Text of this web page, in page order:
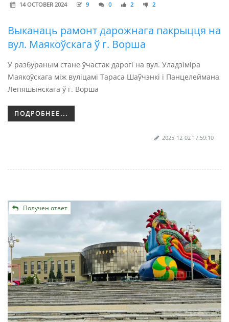
14 OCTOBER 2024 9 0 2 2
Выканаць рамонт дарожнага пакрыцця на
вул. Маякоўскага ў г. Ворша
У разбураным стане ўчастак дарогі на вул. Уладзіміра
Маякоўскага між вуліцамі Тараса Шаўчэнкі і Панцелеймана
Лепяшынскага ў г. Ворша
ПОДРОБНЕЕ...
2025-12-02 17:59:10
Получен ответ